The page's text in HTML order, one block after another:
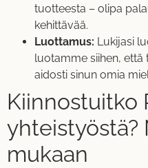
tuotteesta – olipa
kehittävää.
Luottamus: Lukijasi
luotamme siihen,
aidosti sinun omia
Kiinnostuitko
yhteistyöstä?
mukaan